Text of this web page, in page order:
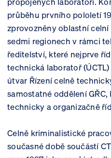
průběhu prvního pololetí
zprovozněny oblastní celní
sedmi regionech v rámci
ředitelství, které nejprve
technická laboratoř
útvar Řízení celně
samostatné oddělení
technicky a organizačně
Celně kriminalistické
současné době součástí